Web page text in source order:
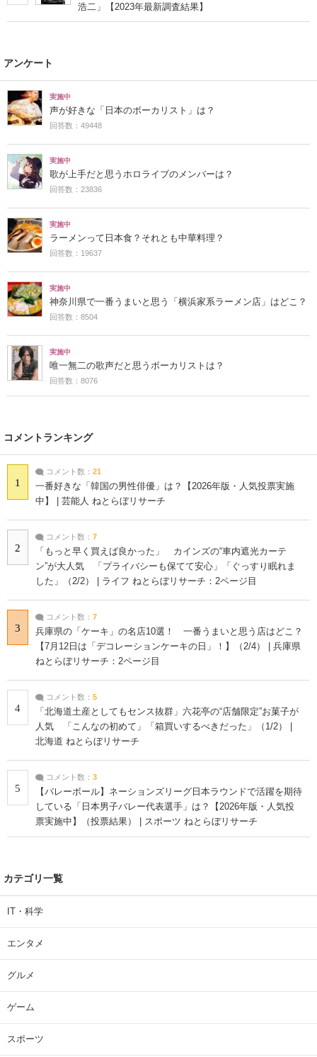
浩二」【2023年最新調査結果】
アンケート
実施中
声が好きな「日本のボーカリスト」は？
回答数：49448
実施中
歌が上手だと思うホロライブのメンバーは？
回答数：23836
実施中
ラーメンって日本食？それとも中華料理？
回答数：19637
実施中
神奈川県で一番うまいと思う「横浜家系ラーメン店」はどこ？
回答数：8504
実施中
唯一無二の歌声だと思うボーカリストは？
回答数：8076
コメントランキング
1
コメント数： 21
一番好きな「韓国の男性俳優」は？【2026年版・人気投票実施
中】 | 芸能人 ねとらぼリサーチ
2
コメント数： 7
「もっと早く買えば良かった」 カインズの“車内遮光カーテ
ン”が大人気 「プライバシーも保てて安心」「ぐっすり眠れま
した」（2/2） | ライフ ねとらぼリサーチ：2ページ目
3
コメント数： 7
兵庫県の「ケーキ」の名店10選！ 一番うまいと思う店はどこ？
【7月12日は「デコレーションケーキの日」！】（2/4） | 兵庫県
ねとらぼリサーチ：2ページ目
4
コメント数： 5
「北海道土産としてもセンス抜群」六花亭の“店舗限定”お菓子が
人気 「こんなの初めて」「箱買いするべきだった」（1/2） |
北海道 ねとらぼリサーチ
5
コメント数： 3
【バレーボール】ネーションズリーグ日本ラウンドで活躍を期待
している「日本男子バレー代表選手」は？【2026年版・人気投
票実施中】（投票結果） | スポーツ ねとらぼリサーチ
カテゴリ一覧
IT・科学
エンタメ
グルメ
ゲーム
スポーツ